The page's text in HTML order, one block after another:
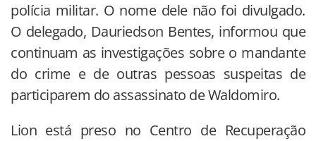
polícia militar. O nome dele não foi divulgado.
O delegado, Dauriedson Bentes, informou que
continuam as investigações sobre o mandante
do crime e de outras pessoas suspeitas de
participarem do assassinato de Waldomiro.
Lion está preso no Centro de Recuperação